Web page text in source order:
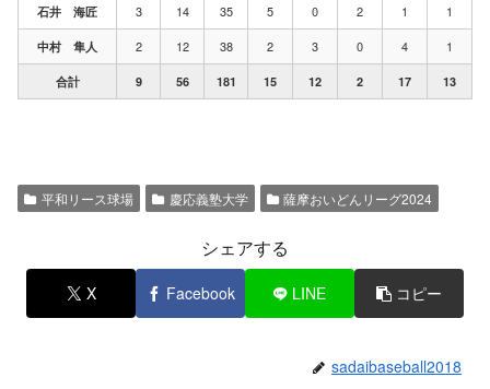
石井 海匠 3 14 35 5 0 2 1 1
中村 隼人 2 12 38 2 3 0 4 1
合計 9 56 181 15 12 2 17 13
平和リース球場 慶応義塾大学 薩摩おいどんリーグ2024
シェアする
X Facebook LINE コピー
sadaibaseball2018